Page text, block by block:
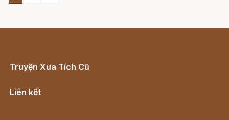
Truyện Xưa Tích Cũ
Liên kết